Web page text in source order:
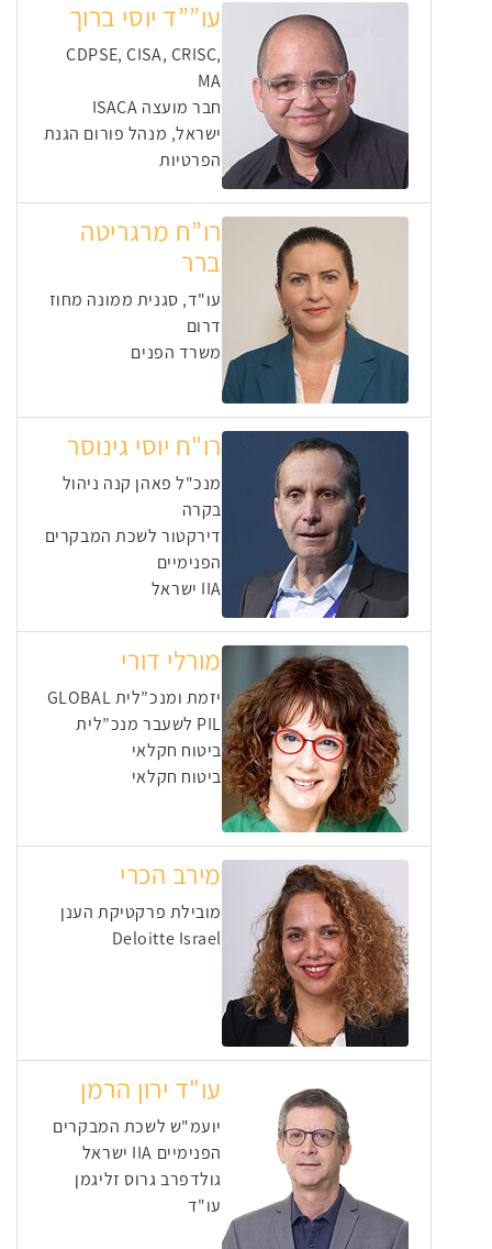
עו””ד יוסי ברוך
CDPSE, CISA, CRISC,
MA
חבר מועצה ISACA
ישראל, מנהל פורום הגנת
הפרטיות
רו”ח מרגריטה
ברר
עו"ד, סגנית ממונה מחוז
דרום
משרד הפנים
רו"ח יוסי גינוסר
מנכ"ל פאהן קנה ניהול
בקרה
דירקטור לשכת המבקרים
הפנימיים
IIA ישראל
מורלי דורי
יזמת ומנכ”לית GLOBAL
PIL לשעבר מנכ”לית
ביטוח חקלאי
ביטוח חקלאי
מירב הכרי
מובילת פרקטיקת הענן
Deloitte Israel
עו"ד ירון הרמן
יועמ"ש לשכת המבקרים
הפנימיים IIA ישראל
גולדפרב גרוס זליגמן
עו"ד